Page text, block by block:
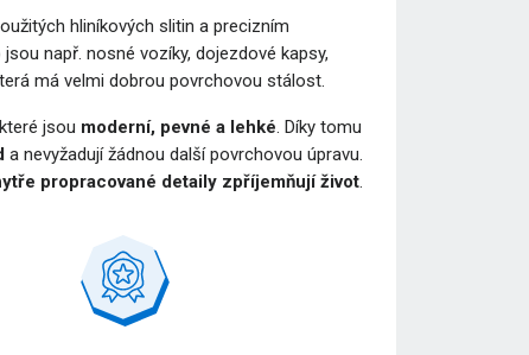
hliníkových slitin a precizním
např. nosné vozíky, dojezdové kapsy,
má velmi dobrou povrchovou stálost.
jsou moderní, pevné a lehké. Díky tomu
a nevyžadují žádnou další povrchovou úpravu.
propracované detaily zpříjemňují život.